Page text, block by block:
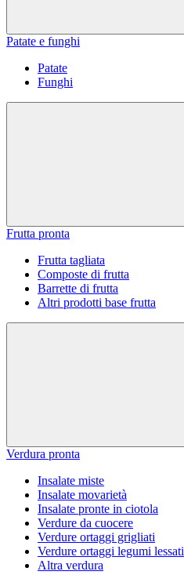
Patate e funghi
Patate
Funghi
Frutta pronta
Frutta tagliata
Composte di frutta
Barrette di frutta
Altri prodotti base frutta
Verdura pronta
Insalate miste
Insalate movarietà
Insalate pronte in ciotola
Verdure da cuocere
Verdure ortaggi grigliati
Verdure ortaggi legumi lessati
Altra verdura